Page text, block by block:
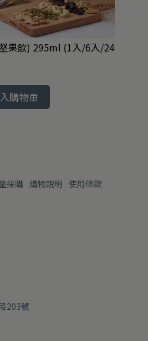
果飲) 295ml (1入/6入/24
購物車
採購 購物說明 使用條款
203號